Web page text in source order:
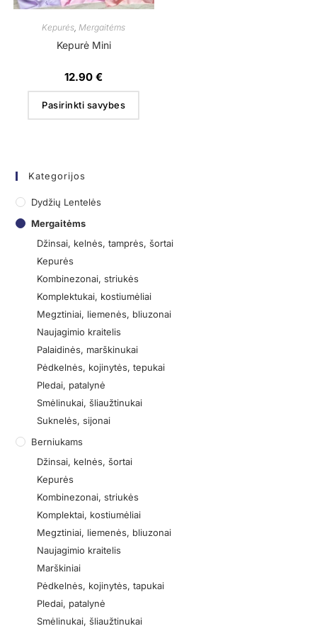
Kepurės,Mergaitėms
Kepurė Mini
12.90€
Pasirinkti savybes
Kategorijos
Dydžių Lentelės
Mergaitėms
Džinsai, kelnės, tamprės, šortai
Kepurės
Kombinezonai, striukės
Komplektukai, kostiumėliai
Megztiniai, liemenės, bliuzonai
Naujagimio kraitelis
Palaidinės, marškinukai
Pėdkelnės, kojinytės, tepukai
Pledai, patalynė
Smėlinukai, šliaužtinukai
Suknelės, sijonai
Berniukams
Džinsai, kelnės, šortai
Kepurės
Kombinezonai, striukės
Komplektai, kostiumėliai
Megztiniai, liemenės, bliuzonai
Naujagimio kraitelis
Marškiniai
Pėdkelnės, kojinytės, tapukai
Pledai, patalynė
Smėlinukai, šliaužtinukai